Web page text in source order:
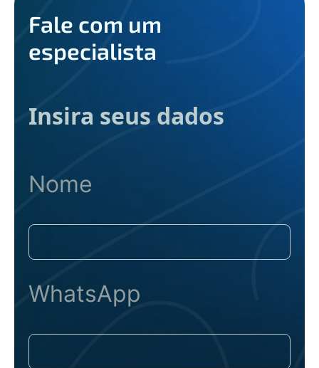
Fale com um
especialista
Insira seus dados
Nome
WhatsApp